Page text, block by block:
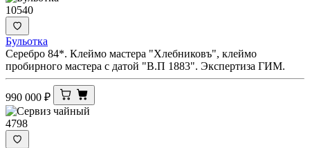
10540
Бульотка
Серебро 84*. Клеймо мастера "Хлебниковъ", клеймо
пробирного мастера с датой "В.П 1883". Экспертиза ГИМ.
990 000 ₽
4798